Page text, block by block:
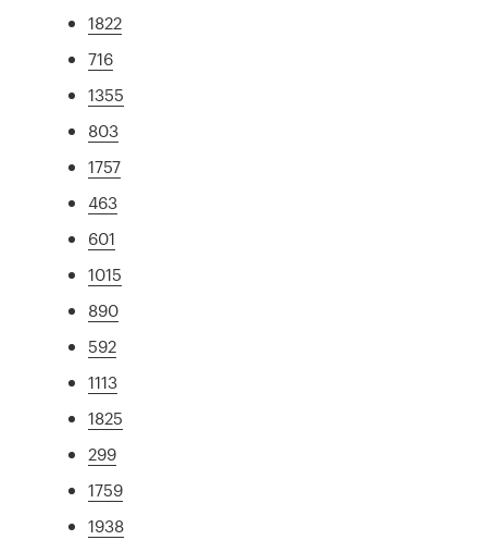
1822
716
1355
803
1757
463
601
1015
890
592
1113
1825
299
1759
1938